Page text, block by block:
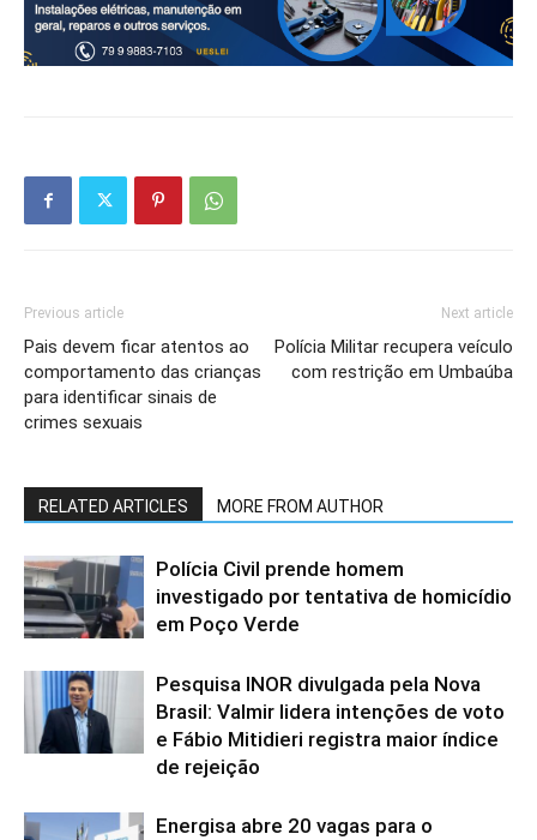
Previous article
Pais devem ficar atentos ao
comportamento das crianças
para identificar sinais de
crimes sexuais
Next article
Polícia Militar recupera veículo
com restrição em Umbaúba
RELATED ARTICLES MORE FROM AUTHOR
Polícia Civil prende homem
investigado por tentativa de homicídio
em Poço Verde
Pesquisa INOR divulgada pela Nova
Brasil: Valmir lidera intenções de voto
e Fábio Mitidieri registra maior índice
de rejeição
Energisa abre 20 vagas para o